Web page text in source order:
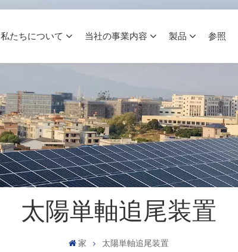
私たちについて 当社の事業内容 製品 参照
太陽単軸追尾装置
家 太陽単軸追尾装置